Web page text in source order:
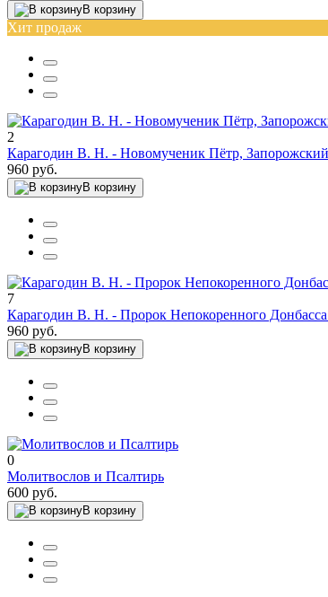
В корзину
Хит продаж
2
Карагодин В. Н. - Новомученик Пётр,
960 руб.
В корзину
7
Карагодин В. Н. - Пророк Непокоренного
960 руб.
В корзину
0
Молитвослов и Псалтирь
600 руб.
В корзину